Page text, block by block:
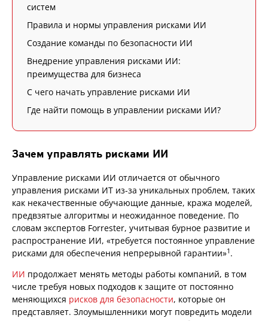
систем
Правила и нормы управления рисками ИИ
Создание команды по безопасности ИИ
Внедрение управления рисками ИИ:
преимущества для бизнеса
С чего начать управление рисками ИИ
Где найти помощь в управлении рисками ИИ?
Зачем управлять рисками ИИ
Управление рисками ИИ отличается от обычного
управления рисками ИТ из-за уникальных проблем, таких
как некачественные обучающие данные, кража моделей,
предвзятые алгоритмы и неожиданное поведение. По
словам экспертов Forrester, учитывая бурное развитие и
распространение ИИ, «требуется постоянное управление
рисками для обеспечения непрерывной гарантии»1 .
ИИ продолжает менять методы работы компаний, в том
числе требуя новых подходов к защите от постоянно
меняющихся рисков для безопасности, которые он
представляет. Злоумышленники могут повредить модели